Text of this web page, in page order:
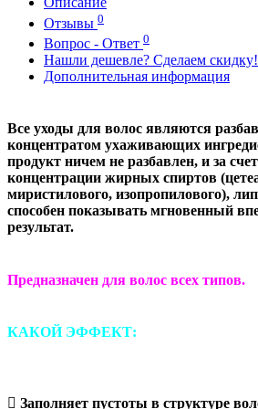
Отзывы 0
Вопрос - Ответ 0
Нашли дешевле? Сделаем скидку!
Дополнительная информация
Все уходы для волос являются
концентратом ухаживающих
продукт ничем не разбавлен, и за
концентрации жирных спиртов
миристилового, изопропилового),
способен показывать мгновенный
результат.
Предназначен для волос всех типов.
КАКОЙ ЭФФЕКТ:
 Заполняет пустоты в структуре